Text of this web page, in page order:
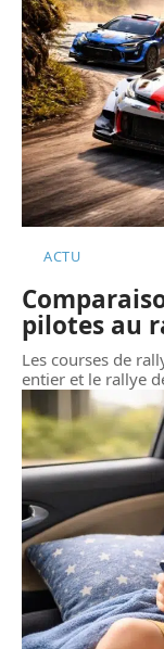
ACTU
pilotes au
Les courses de
entier et le rallye